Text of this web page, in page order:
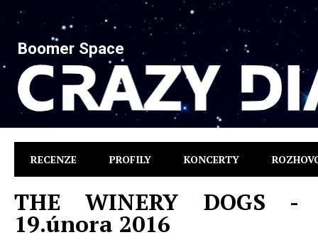
Boomer Space
RECENZE PROFILY KONCERTY
THE WINERY DOGS -
19.února 2016